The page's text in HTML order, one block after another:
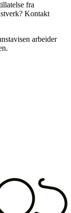
fra
Kontakt
arbeider